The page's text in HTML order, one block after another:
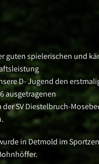
guten spielerischen und
D- Jugend den
ausgetragenen
SV Diestelbruch-
in Detmold im